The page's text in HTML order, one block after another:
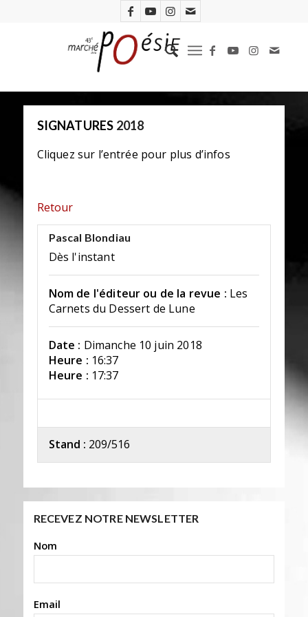
SIGNATURES 2018
Cliquez sur l’entrée pour plus d’infos
Retour
Pascal Blondiau
Dès l'instant
Nom de l'éditeur ou de la revue : Les
Carnets du Dessert de Lune
Date : Dimanche 10 juin 2018
Heure : 16:37
Heure : 17:37
Stand : 209/516
RECEVEZ NOTRE NEWSLETTER
Nom
Email